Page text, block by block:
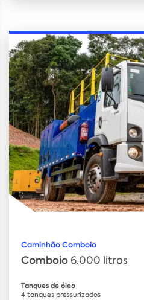
Caminhão Comboio
Comboio 6.000 litros
Tanques de óleo
4 tanques pressurizados